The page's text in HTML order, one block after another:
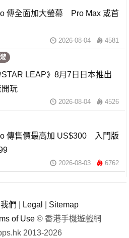
傳全面加大螢幕 Pro Max 或首
2026-08-04 4581
STAR LEAP》8月7日日本推出
開玩
2026-08-04 4526
傳售價最高加 US$300 入門版
2026-08-03 6762
們 Legal
Sitemap
of Use © 香港手機遊戲網
2013-2026